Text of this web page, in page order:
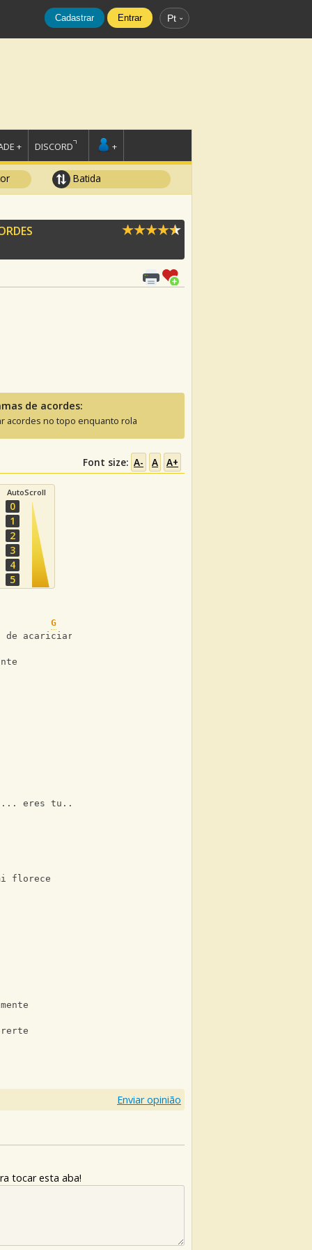
Cadastrar Entrar Pt
+ DISCORD +
Batida
de acordes:
acordes no topo enquanto rola
Font size: A- A A+
AutoScroll
0
1
2
3
4
5
G
de acariciarte
eres tu......
florece
Enviar opinião
tocar esta aba!